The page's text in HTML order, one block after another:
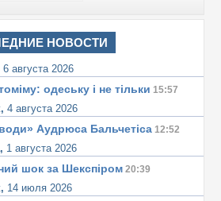
НОВОСТИ
6 августа 2026
одеську i не тiльки 15:57
4 августа 2026
Аудрюса Бальчетiса 12:52
1 августа 2026
шок за Шекспіром 20:39
14 июля 2026